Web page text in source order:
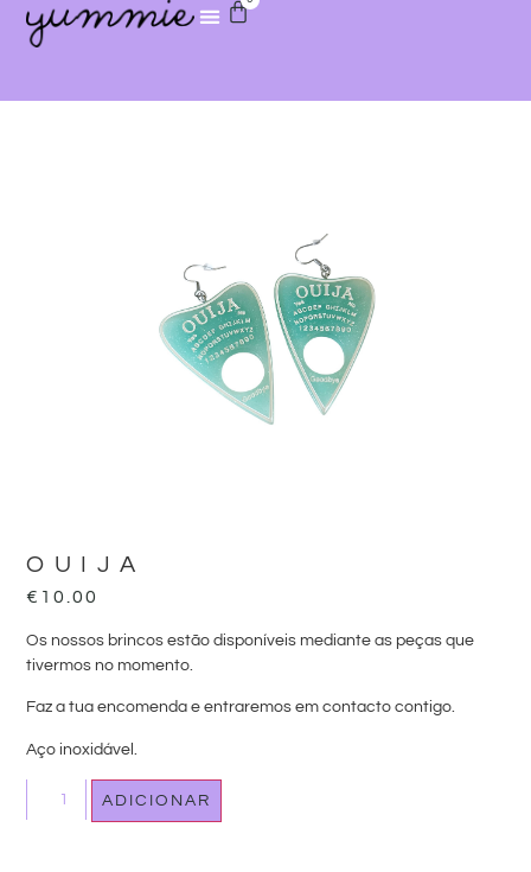
OUIJA
€ 10.00
Os nossos brincos estão disponíveis mediante as peças que
tivermos no momento.
Faz a tua encomenda e entraremos em contacto contigo.
Aço inoxidável.
ADICIONAR